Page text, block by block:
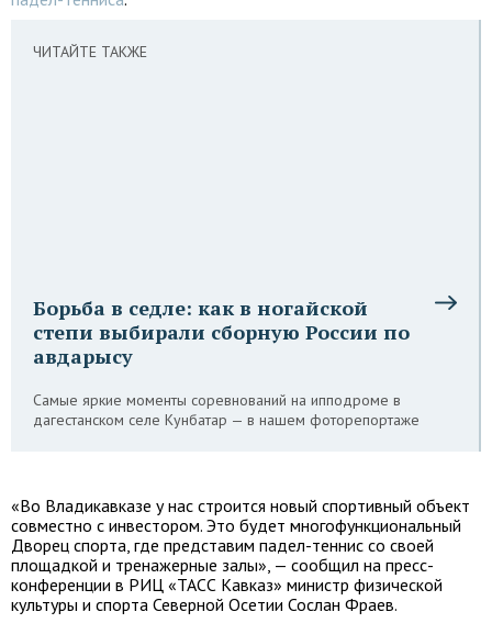
ЧИТАЙТЕ ТАКЖЕ
Борьба в седле: как в ногайской
степи выбирали сборную России по
авдарысу
Самые яркие моменты соревнований на ипподроме в
дагестанском селе Кунбатар — в нашем фоторепортаже
«Во Владикавказе у нас строится новый спортивный объект
совместно с инвестором. Это будет многофункциональный
Дворец спорта, где представим падел-теннис со своей
площадкой и тренажерные залы», — сообщил на пресс-
конференции в РИЦ «ТАСС Кавказ» министр физической
культуры и спорта Северной Осетии Сослан Фраев.